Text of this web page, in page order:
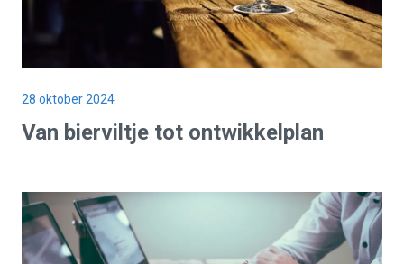
28 oktober 2024
Van bierviltje tot ontwikkelplan